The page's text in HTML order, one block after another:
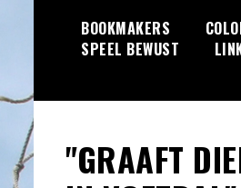
BOOKMAKERS
SPEEL BEWUST
"GRAAFT